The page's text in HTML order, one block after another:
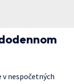
v nespočetných